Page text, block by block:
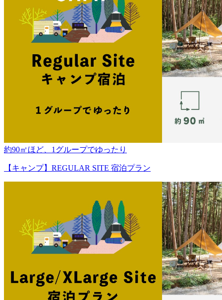
約90㎡ほど、1グループでゆったり
【キャンプ】REGULAR SITE 宿泊プラン